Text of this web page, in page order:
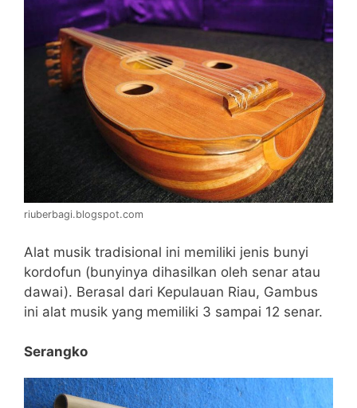
riuberbagi.blogspot.com
Alat musik tradisional ini memiliki jenis bunyi
kordofun (bunyinya dihasilkan oleh senar atau
dawai). Berasal dari Kepulauan Riau, Gambus
ini alat musik yang memiliki 3 sampai 12 senar.
Serangko